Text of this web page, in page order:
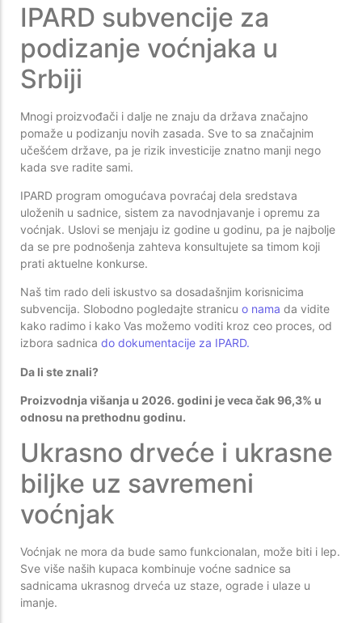
IPARD subvencije za
podizanje voćnjaka u
Srbiji
Mnogi proizvođači i dalje ne znaju da država značajno
pomaže u podizanju novih zasada. Sve to sa značajnim
učešćem države, pa je rizik investicije znatno manji nego
kada sve radite sami.
IPARD program omogućava povraćaj dela sredstava
uloženih u sadnice, sistem za navodnjavanje i opremu za
voćnjak. Uslovi se menjaju iz godine u godinu, pa je najbolje
da se pre podnošenja zahteva konsultujete sa timom koji
prati aktuelne konkurse.
Naš tim rado deli iskustvo sa dosadašnjim korisnicima
subvencija. Slobodno pogledajte stranicu o nama da vidite
kako radimo i kako Vas možemo voditi kroz ceo proces, od
izbora sadnica do dokumentacije za IPARD.
Da li ste znali?
Proizvodnja višanja u 2026. godini je veca čak 96,3% u
odnosu na prethodnu godinu.
Ukrasno drveće i ukrasne
biljke uz savremeni
voćnjak
Voćnjak ne mora da bude samo funkcionalan, može biti i lep.
Sve više naših kupaca kombinuje voćne sadnice sa
sadnicama ukrasnog drveća uz staze, ograde i ulaze u
imanje.